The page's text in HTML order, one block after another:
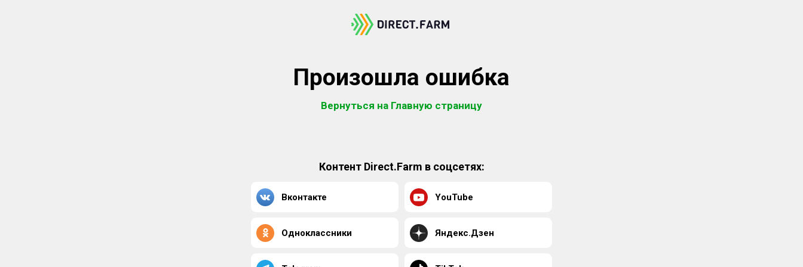
Произошла ошибка
Вернуться на Главную страницу
Контент Direct.Farm в соцсетях:
Вконтакте YouTube
Одноклассники Яндекс.Дзен